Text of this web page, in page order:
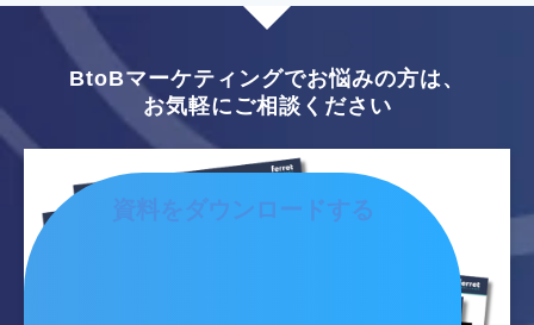
BtoBマーケティングでお悩みの方は、
お気軽にご相談ください
資料をダウンロードする